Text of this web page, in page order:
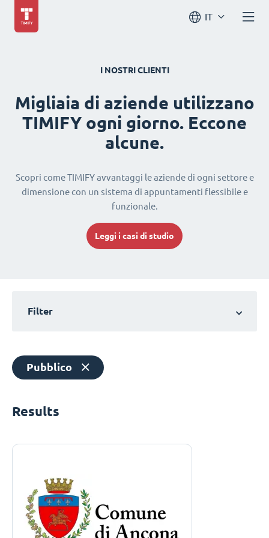
IT
I NOSTRI CLIENTI
Migliaia di aziende utilizzano
TIMIFY ogni giorno. Eccone
alcune.
Scopri come TIMIFY avvantaggi le aziende di ogni settore e
dimensione con un sistema di appuntamenti flessibile e
funzionale.
Leggi i casi di studio
Filter
Pubblico
Results